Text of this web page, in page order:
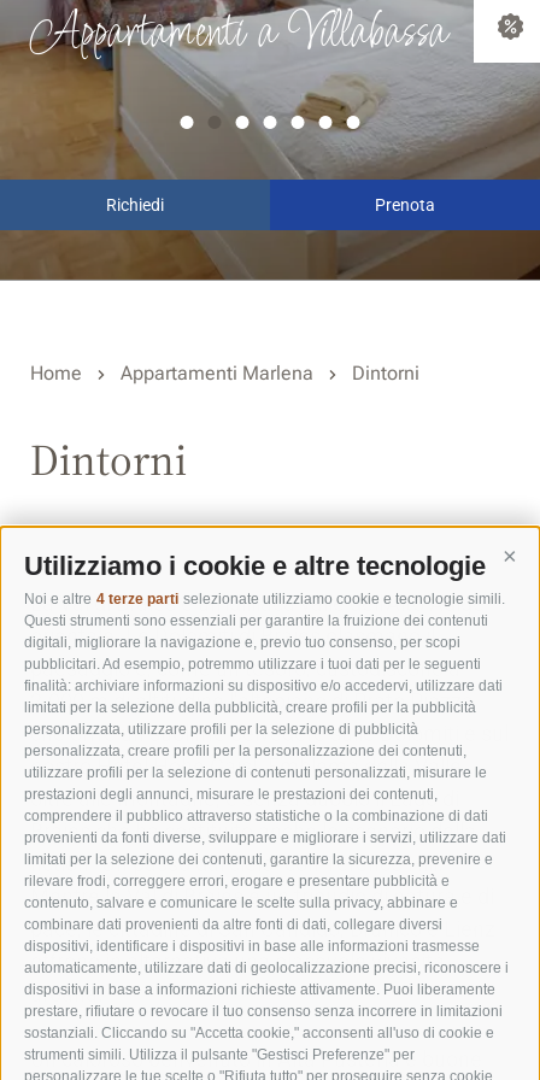
Utilizziamo i cookie e altre tecnologie
Noi e altre 4 terze parti selezionate utilizziamo cookie e tecnologie simili.
Questi strumenti sono essenziali per garantire la fruizione dei contenuti
digitali, migliorare la navigazione e, previo tuo consenso, per scopi
pubblicitari. Ad esempio, potremmo utilizzare i tuoi dati per le seguenti
finalità: archiviare informazioni su dispositivo e/o accedervi, utilizzare dati
limitati per la selezione della pubblicità, creare profili per la pubblicità
personalizzata, utilizzare profili per la selezione di pubblicità
personalizzata, creare profili per la personalizzazione dei contenuti,
utilizzare profili per la selezione di contenuti personalizzati, misurare le
prestazioni degli annunci, misurare le prestazioni dei contenuti,
comprendere il pubblico attraverso statistiche o la combinazione di dati
provenienti da fonti diverse, sviluppare e migliorare i servizi, utilizzare dati
limitati per la selezione dei contenuti, garantire la sicurezza, prevenire e
rilevare frodi, correggere errori, erogare e presentare pubblicità e
contenuto, salvare e comunicare le scelte sulla privacy, abbinare e
combinare dati provenienti da altre fonti di dati, collegare diversi
dispositivi, identificare i dispositivi in base alle informazioni trasmesse
automaticamente, utilizzare dati di geolocalizzazione precisi, riconoscere i
dispositivi in base a informazioni richieste attivamente. Puoi liberamente
prestare, rifiutare o revocare il tuo consenso senza incorrere in limitazioni
sostanziali. Cliccando su "Accetta cookie," acconsenti all'uso di cookie e
strumenti simili. Utilizza il pulsante "Gestisci Preferenze" per
personalizzare le tue scelte o "Rifiuta tutto" per proseguire senza cookie
Appartamenti a Villabassa
Richiedi Prenota
Home Appartamenti Marlena Dintorni
Dintorni
La Val di Braies è un'idilliaca valle dell'Alto Adige
orientale. Le Dolomiti di Braies plasmano il
paesaggio e, come un tesoro, custodiscono a
2.000 m di altitudine l'altopiano di Prato Piazza
che offre un sublime belvedere sulle Dolomiti e sul
nostro Hotel Hohe Gaisl. Emblema della Valle,
oltre alle montagne, è senza dubbio il Lago di
Braies che ha costituito anche lo scenario della
fiction “Un passo dal cielo” con Terence Hill.
Mentre la Val di Braies è un tripudio di natura e di
pace, le cittadine di San Candido, Brunico e Lienz
offrono in alternativa una piacevole vivacità
urbana.
Un caloroso benvenuto in Alta Pusteria e buone